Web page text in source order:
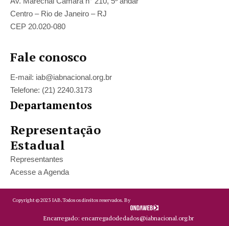
Centro – Rio de Janeiro – RJ
CEP 20.020-080
Fale conosco
E-mail: iab@iabnacional.org.br
Telefone: (21) 2240.3173
Departamentos
Representação
Estadual
Representantes
Acesse a Agenda
Copyright ©2023 IAB.Todos os direitos reservados. By
Encarregado: encarregadodedados@iabnacional.org.br